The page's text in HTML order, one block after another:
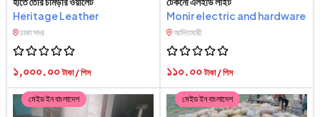
Heritage Leather
ঢাকা সদর
১,০০০.০০টাকা / পিস
Monir electric and hardware
আদিতমারী
১১০.০০টাকা / পিস
মেইড ইন বাংলাদেশ মেইড ইন বাংলাদেশ